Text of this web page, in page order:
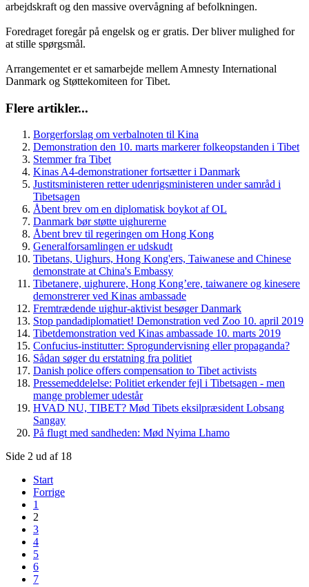
arbejdskraft og den massive overvågning af befolkningen.
Foredraget foregår på engelsk og er gratis. Der bliver mulighed for
at stille spørgsmål.
Arrangementet er et samarbejde mellem Amnesty International
Danmark og Støttekomiteen for Tibet.
Flere artikler...
Borgerforslag om verbalnoten til Kina
Demonstration den 10. marts markerer folkeopstanden i Tibet
Stemmer fra Tibet
Kinas A4-demonstrationer fortsætter i Danmark
Justitsministeren retter udenrigsministeren under samråd i
Tibetsagen
Åbent brev om en diplomatisk boykot af OL
Danmark bør støtte uighurerne
Åbent brev til regeringen om Hong Kong
Generalforsamlingen er udskudt
Tibetans, Uighurs, Hong Kong'ers, Taiwanese and Chinese
demonstrate at China's Embassy
Tibetanere, uighurere, Hong Kong’ere, taiwanere og kinesere
demonstrerer ved Kinas ambassade
Fremtrædende uighur-aktivist besøger Danmark
Stop pandadiplomatiet! Demonstration ved Zoo 10. april 2019
Tibetdemonstration ved Kinas ambassade 10. marts 2019
Confucius-institutter: Sprogundervisning eller propaganda?
Sådan søger du erstatning fra politiet
Danish police offers compensation to Tibet activists
Pressemeddelelse: Politiet erkender fejl i Tibetsagen - men
mange problemer udestår
HVAD NU, TIBET? Mød Tibets eksilpræsident Lobsang
Sangay
På flugt med sandheden: Mød Nyima Lhamo
Side 2 ud af 18
Start
Forrige
1
2
3
4
5
6
7